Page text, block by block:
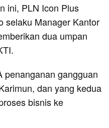
ini, PLN Icon Plus
selaku Manager Kantor
dua umpan
penanganan gangguan
dan yang kedua
bisnis ke